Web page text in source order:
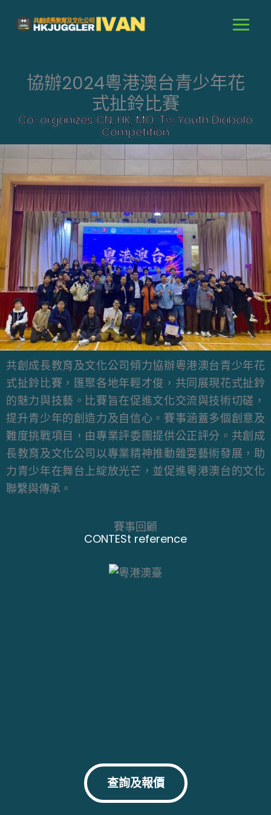
協辦2024粵港澳台青少年花
式扯鈴比賽
Co-organizes CN, HK, MO, Tw Youth Diabolo
Competition
共創成長教育及文化公司傾力協辦粵港澳台青少年花
式扯鈴比賽，匯聚各地年輕才俊，共同展現花式扯鈴
的魅力與技藝。比賽旨在促進文化交流與技術切磋，
提升青少年的創造力及自信心。賽事涵蓋多個創意及
難度挑戰項目，由專業評委團提供公正評分。共創成
長教育及文化公司以專業精神推動雜耍藝術發展，助
力青少年在舞台上綻放光芒，並促進粵港澳台的文化
聯繫與傳承。
賽事回顧
CONTESt reference
查詢及報價